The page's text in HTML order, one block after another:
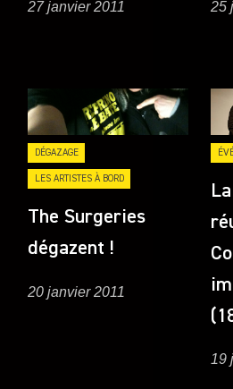
27 janvier 2011 25
DÉGAZAGE
LES ARTISTES À BORD
The Surgeries
dégazent !
20 janvier 2011
19